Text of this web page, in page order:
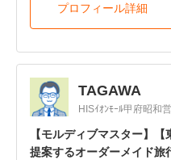
プロフィール詳細
TAGAWA
HISｲｵﾝﾓｰﾙ甲府昭和
【モルディブマスター】
提案するオーダーメイド旅